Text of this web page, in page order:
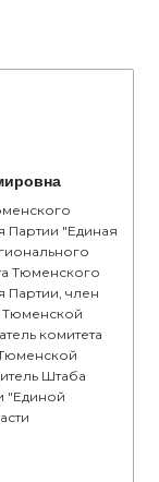
Партии "Единая
Тюменского
Партии, член
Тюменской
комитета
Штаба
"Единой